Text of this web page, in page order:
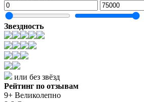
Звездность
или без звёзд
Рейтинг по отзывам
9+ Великолепно